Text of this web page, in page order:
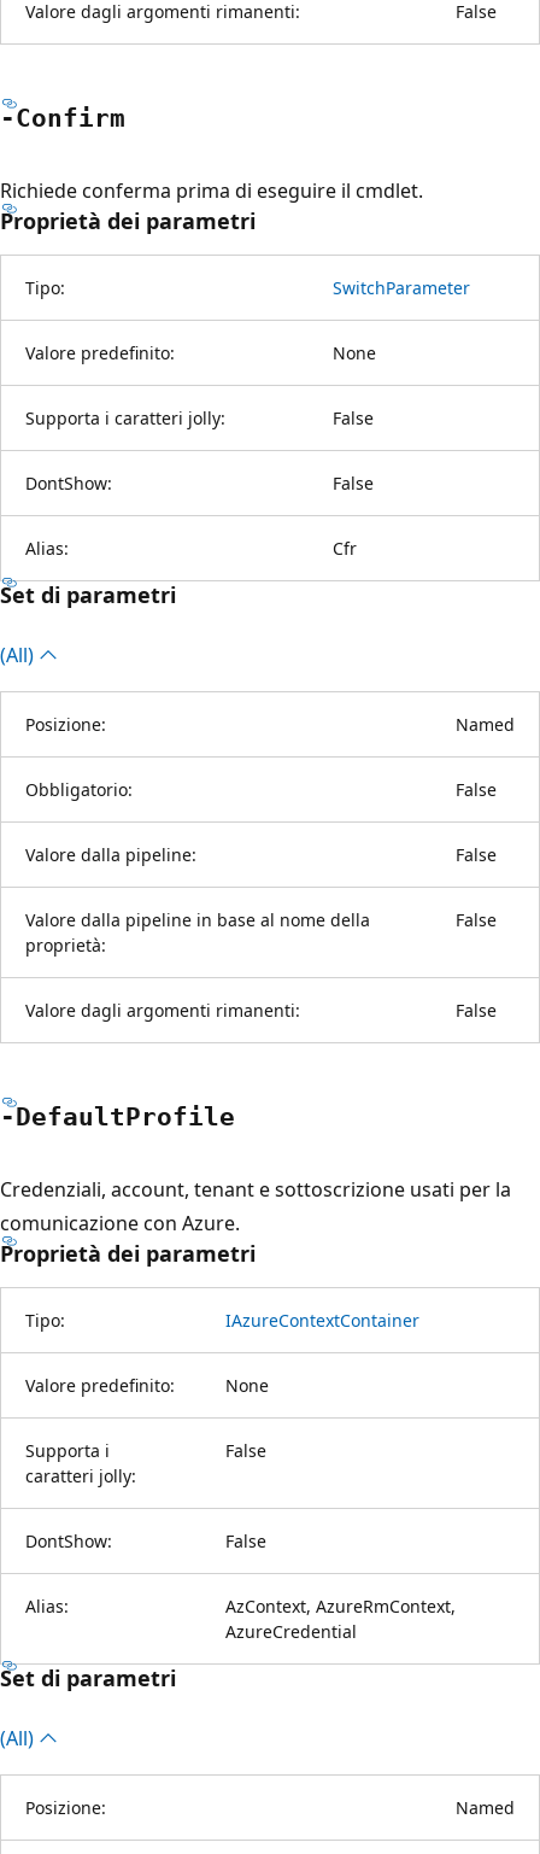
Valore dagli argomenti rimanenti: False
-Confirm
Richiede conferma prima di eseguire il cmdlet.
Proprietà dei parametri
Tipo: SwitchParameter
Valore predefinito: None
Supporta i caratteri jolly: False
DontShow: False
Alias: Cfr
Set di parametri
(All)
Posizione: Named
Obbligatorio: False
Valore dalla pipeline: False
Valore dalla pipeline in base al nome della
proprietà:
False
Valore dagli argomenti rimanenti: False
-DefaultProfile
Credenziali, account, tenant e sottoscrizione usati per la
comunicazione con Azure.
Proprietà dei parametri
Tipo: IAzureContextContainer
Valore predefinito: None
Supporta i
caratteri jolly:
False
DontShow: False
Alias:
AzContext, AzureRmContext,
AzureCredential
Set di parametri
(All)
Posizione: Named